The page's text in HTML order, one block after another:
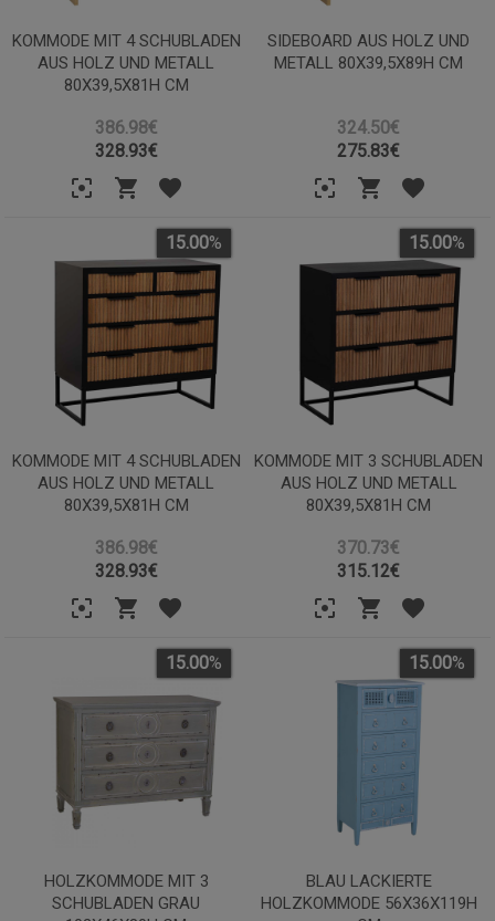
KOMMODE MIT 4 SCHUBLADEN
AUS HOLZ UND METALL
80X39,5X81H CM
386.98€
328.93€
SIDEBOARD AUS HOLZ UND
METALL 80X39,5X89H CM
324.50€
275.83€
KOMMODE MIT 4 SCHUBLADEN
AUS HOLZ UND METALL
80X39,5X81H CM
386.98€
15.00%
328.93€
KOMMODE MIT 3 SCHUBLADEN
AUS HOLZ UND METALL
80X39,5X81H CM
370.73€
15.00%
315.12€
HOLZKOMMODE MIT 3
SCHUBLADEN GRAU
15.00%
BLAU LACKIERTE
HOLZKOMMODE 56X36X119H
15.00%